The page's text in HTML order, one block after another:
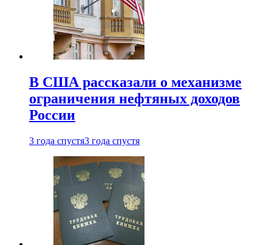
В США рассказали о механизме
ограничения нефтяных доходов
России
3 года спустя3 года спустя